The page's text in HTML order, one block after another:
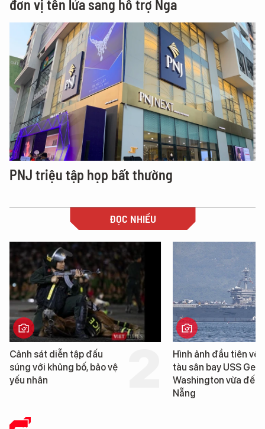
đơn vị tên lửa sang hỗ trợ Nga
PNJ triệu tập họp bất thường
ĐỌC NHIỀU
Hình ảnh đầu tiên về siêu
tàu sân bay USS George
Washington vừa đến Đà
Cận cảnh chiến hạm
tống tàu sân bay USS
George Washington
Đà Nẵng